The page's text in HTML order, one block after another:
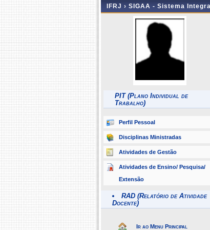
IFRJ › SIGAA - Sistema
PIT (Plano Individual de
Trabalho)
Perfil Pessoal
Disciplinas Ministradas
Atividades de Gestão
Atividades de Ensino/ Pesquisa/
Extensão
RAD (Relatório de Atividade
Docente)
Ir ao Menu Principal